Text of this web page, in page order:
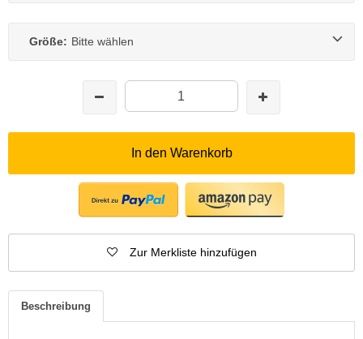
Größe: Bitte wählen
In den Warenkorb
Zur Merkliste hinzufügen
Beschreibung